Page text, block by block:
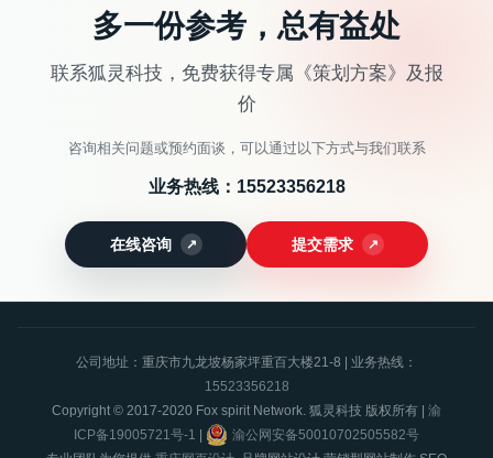
多一份参考，总有益处
联系狐灵科技，免费获得专属《策划方案》及报
价
咨询相关问题或预约面谈，可以通过以下方式与我们联系
业务热线： 15523356218
在线咨询 提交需求
公司地址：重庆市九龙坡杨家坪重百大楼21-8 | 业务热线：
15523356218
Copyright © 2017-2020 Fox spirit Network. 狐灵科技 版权所有 | 渝
ICP备19005721号-1
渝公网安备50010702505582号